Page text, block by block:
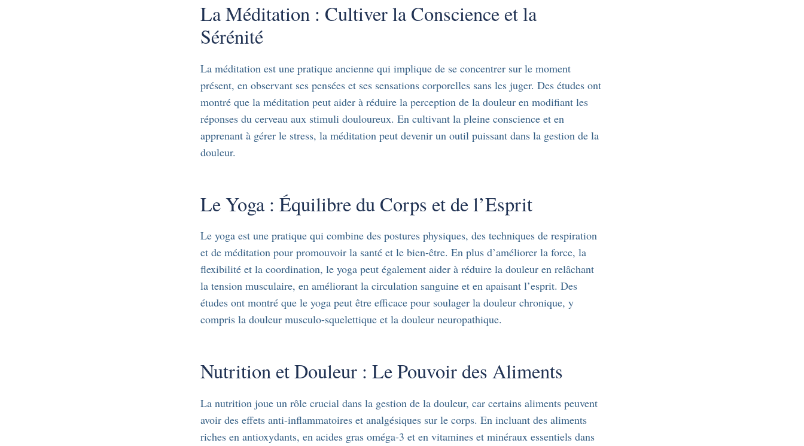
La Méditation : Cultiver la Conscience et la
Sérénité
La méditation est une pratique ancienne qui implique de se concentrer sur le moment
présent, en observant ses pensées et ses sensations corporelles sans les juger. Des études ont
montré que la méditation peut aider à réduire la perception de la douleur en modifiant les
réponses du cerveau aux stimuli douloureux. En cultivant la pleine conscience et en
apprenant à gérer le stress, la méditation peut devenir un outil puissant dans la gestion de la
douleur.
Le Yoga : Équilibre du Corps et de l’Esprit
Le yoga est une pratique qui combine des postures physiques, des techniques de respiration
et de méditation pour promouvoir la santé et le bien-être. En plus d’améliorer la force, la
flexibilité et la coordination, le yoga peut également aider à réduire la douleur en relâchant
la tension musculaire, en améliorant la circulation sanguine et en apaisant l’esprit. Des
études ont montré que le yoga peut être efficace pour soulager la douleur chronique, y
compris la douleur musculo-squelettique et la douleur neuropathique.
Nutrition et Douleur : Le Pouvoir des Aliments
La nutrition joue un rôle crucial dans la gestion de la douleur, car certains aliments peuvent
avoir des effets anti-inflammatoires et analgésiques sur le corps. En incluant des aliments
riches en antioxydants, en acides gras oméga-3 et en vitamines et minéraux essentiels dans